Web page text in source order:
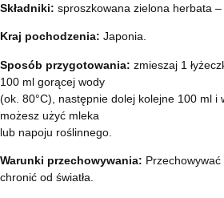
Składniki: sproszkowana zielona herbata –
Kraj pochodzenia: Japonia.
Sposób przygotowania: zmieszaj 1
100 ml gorącej wody
(ok. 80°C), następnie dolej kolejne 100 ml i
możesz użyć mleka
lub napoju roślinnego.
Warunki przechowywania: Przechowywać
chronić od światła.